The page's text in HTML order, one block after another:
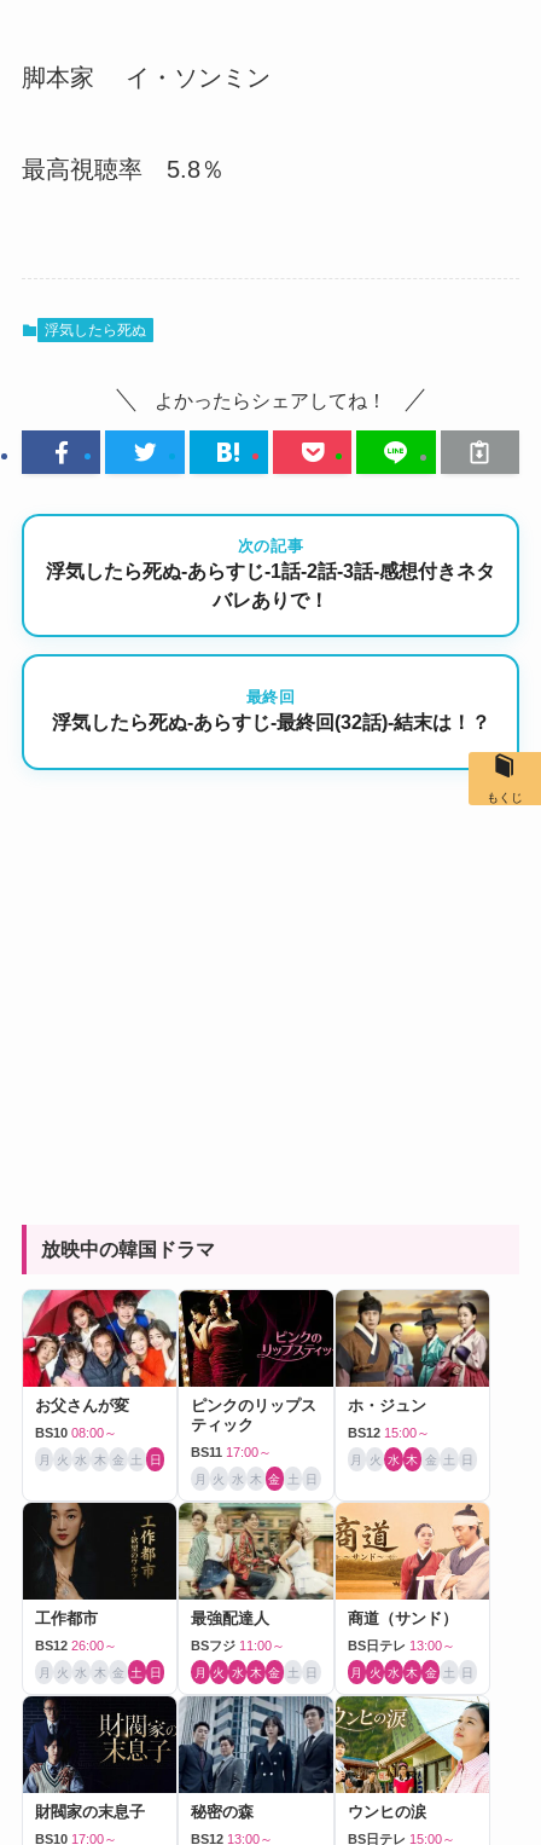
脚本家 イ・ソンミン
最高視聴率 5.8％
浮気したら死ぬ
よかったらシェアしてね！
次の記事
浮気したら死ぬ-あらすじ-1話-2話-3話-感想付きネタ
バレありで！
最終回
浮気したら死ぬ-あらすじ-最終回(32話)-結末は！？
放映中の韓国ドラマ
お父さんが変
BS10 08:00～
月 火 水 木 金 土 日
ピンクのリップス
ティック
BS11 17:00～
月 火 水 木 金 土 日
ホ・ジュン
BS12 15:00～
月 火 水 木 金 土 日
工作都市
BS12 26:00～
月 火 水 木 金 土 日
最強配達人
BSフジ 11:00～
月 火 水 木 金 土 日
商道（サンド）
BS日テレ 13:00～
月 火 水 木 金 土 日
財閥家の末息子
BS10 17:00～
秘密の森
BS12 13:00～
ウンヒの涙
BS日テレ 15:00～
もくじ